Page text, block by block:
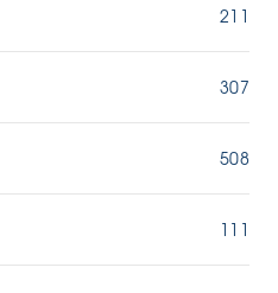
211
307
508
111